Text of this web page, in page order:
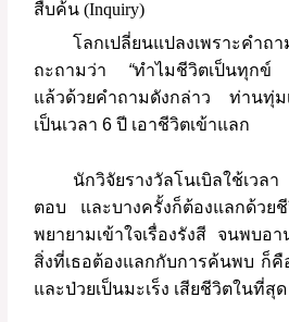
สืบค้น (Inquiry)
โลกเปลี่ยนแปลงเพราะคำถา
ถะถามว่า “ทำไมชีวิตเป็นทุกข์
แล้วด้วยคำถามดังกล่าว
ท่านทุ่ม
เป็นเวลา 6ปี เอาชีวิตเข้าแลก
นักวิจัยรางวัลโนเบิลใช้เวลา
ตอบ
และบางครั้งก็ต้องแลกด้วย
พยายามเข้าใจเรื่องรังสี
จนพบอา
สิ่งที่เธอต้องแลกกับการค้นพบ ก็คื
และป่วยเป็นมะเร็ง เสียชีวิตในที่สุด